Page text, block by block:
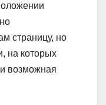
страницу, но
на которых
возможная